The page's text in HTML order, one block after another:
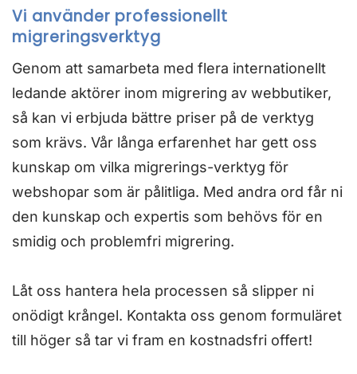
Vi använder professionellt
migreringsverktyg
Genom att samarbeta med flera internationellt
ledande aktörer inom migrering av webbutiker,
så kan vi erbjuda bättre priser på de verktyg
som krävs. Vår långa erfarenhet har gett oss
kunskap om vilka migrerings-verktyg för
webshopar som är pålitliga. Med andra ord får ni
den kunskap och expertis som behövs för en
smidig och problemfri migrering.
Låt oss hantera hela processen så slipper ni
onödigt krångel. Kontakta oss genom formuläret
till höger så tar vi fram en kostnadsfri offert!